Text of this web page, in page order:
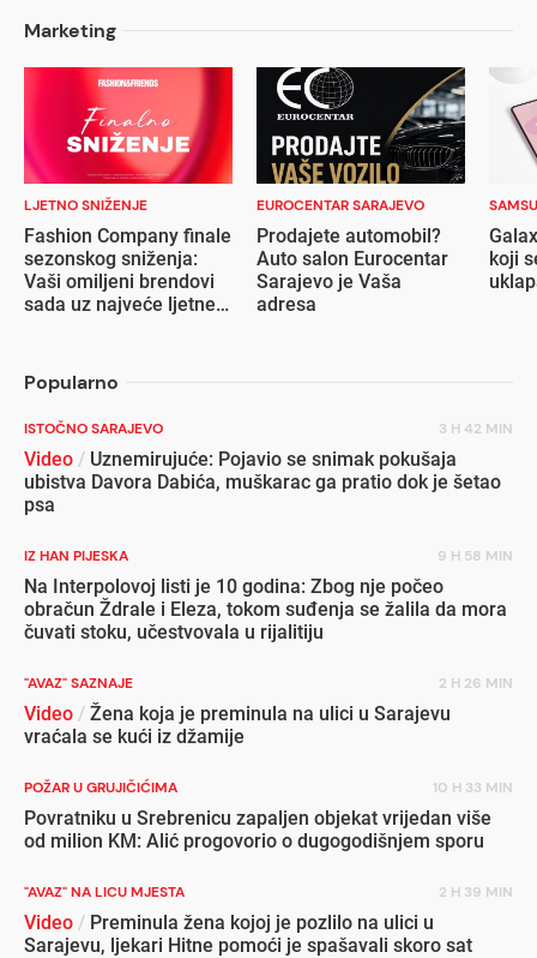
Marketing
LJETNO SNIŽENJE
Fashion Company finale
sezonskog sniženja:
Vaši omiljeni brendovi
sada uz najveće ljetne
EUROCENTAR SARAJEVO
Prodajete automobil?
Auto salon Eurocentar
Sarajevo je Vaša
adresa
koji
Popularno
ISTOČNO SARAJEVO 3 H 42 MIN
Video / Uznemirujuće: Pojavio se snimak pokušaja
ubistva Davora Dabića, muškarac ga pratio dok je šetao
psa
IZ HAN PIJESKA 9 H 58 MIN
Na Interpolovoj listi je 10 godina: Zbog nje počeo
obračun Ždrale i Eleza, tokom suđenja se žalila da mora
čuvati stoku, učestvovala u rijalitiju
"AVAZ" SAZNAJE 2 H 26 MIN
Video / Žena koja je preminula na ulici u Sarajevu
vraćala se kući iz džamije
POŽAR U GRUJIČIĆIMA 10 H 33 MIN
Povratniku u Srebrenicu zapaljen objekat vrijedan više
od milion KM: Alić progovorio o dugogodišnjem sporu
"AVAZ" NA LICU MJESTA 2 H 39 MIN
Video / Preminula žena kojoj je pozlilo na ulici u
Sarajevu, ljekari Hitne pomoći je spašavali skoro sat